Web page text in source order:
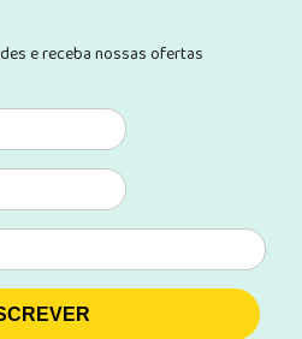
e receba nossas ofertas